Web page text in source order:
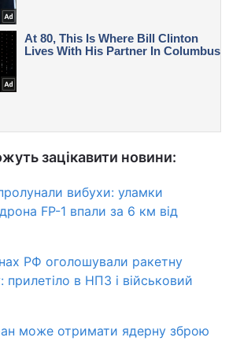
зацікавити новини:
вибухи: уламки
FP-1 впали за 6 км від
РФ оголошували ракетну
прилетіло в НПЗ і військовий
може отримати ядерну зброю